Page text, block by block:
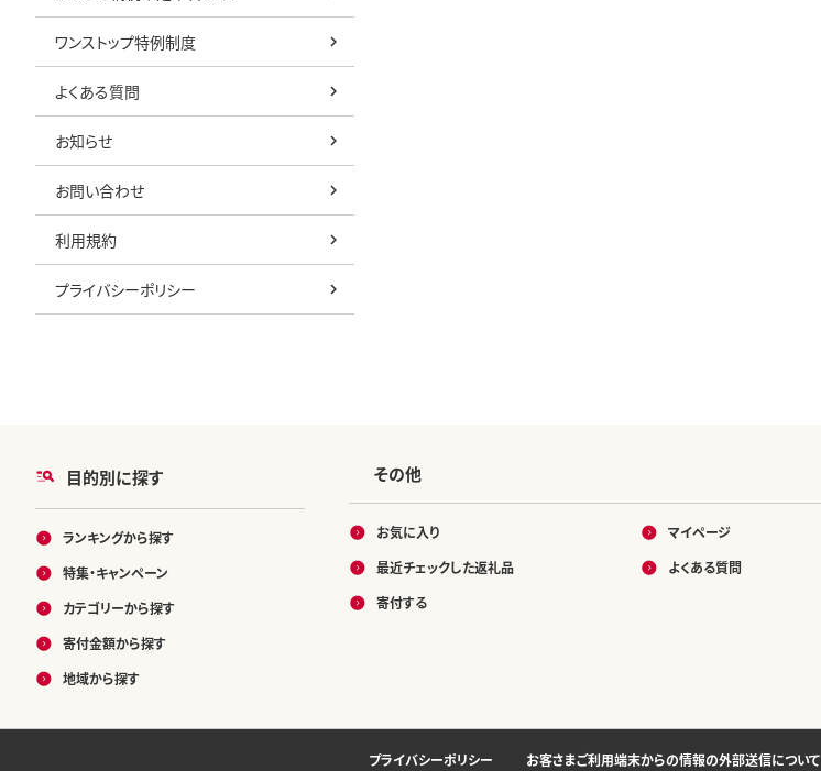
ワンストップ特例制度
よくある質問
お知らせ
お問い合わせ
利用規約
プライバシーポリシー
目的別に探す
ランキングから探す
特集・キャンペーン
カテゴリーから探す
寄付金額から探す
地域から探す
その他
お気に入り
最近チェックした返礼品
寄付する
マイページ
よくある質問
プライバシーポリシー お客さまご利用端末からの情報の外部送信について